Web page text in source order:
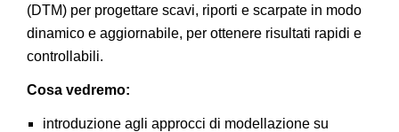
(DTM) per progettare scavi, riporti e scarpate in modo
dinamico e aggiornabile, per ottenere risultati rapidi e
controllabili.
Cosa vedremo:
introduzione agli approcci di modellazione su